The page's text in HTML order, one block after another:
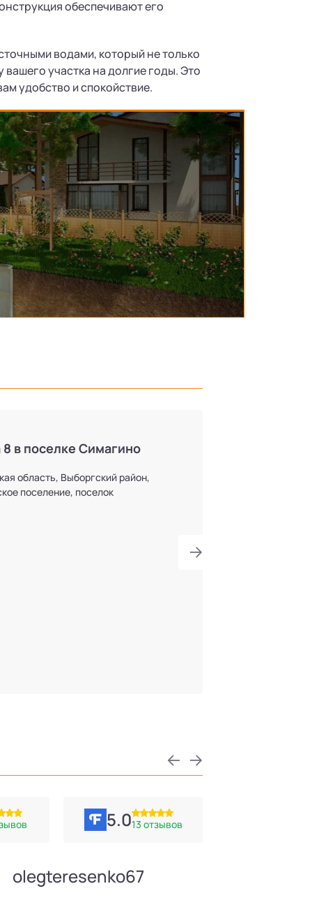
обеспечивают его
водами, который не только
участка на долгие годы. Это
удобство и спокойствие.
в поселке Симагино
область, Выборгский район,
поселение, поселок
5.013 отзывов
olegteresenko67